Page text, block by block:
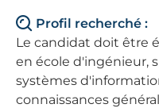
Profil recherché :
Le candidat doit être
en école d'ingénieur,
systèmes
connaissances